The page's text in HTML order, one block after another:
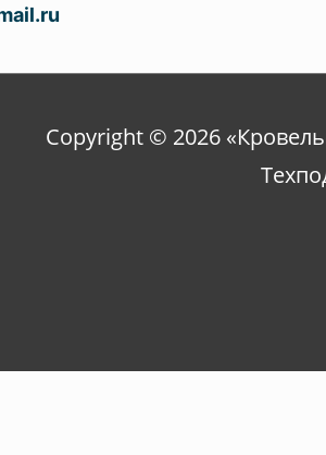
Copyright © 2026